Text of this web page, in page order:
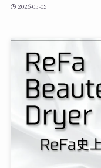
2026-05-05